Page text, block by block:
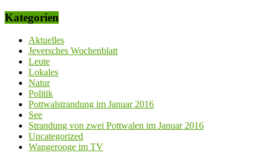
Kategorien
Aktuelles
Jeversches Wochenblatt
Leute
Lokales
Natur
Politik
Pottwalstrandung im Januar 2016
See
Strandung von zwei Pottwalen im Januar 2016
Uncategorized
Wangerooge im TV